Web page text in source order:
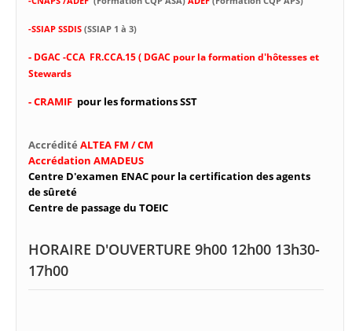
-SSIAP SSDIS (SSIAP 1 à 3)
- DGAC -CCA FR.CCA.15 ( DGAC pour la formation d'hôtesses et
Stewards
- CRAMIF pour les formations SST
Accrédité ALTEA FM / CM
Accrédation AMADEUS
Centre D'examen ENAC pour la certification des agents
de sûreté
Centre de passage du TOEIC
HORAIRE D'OUVERTURE 9h00 12h00 13h30-
17h00